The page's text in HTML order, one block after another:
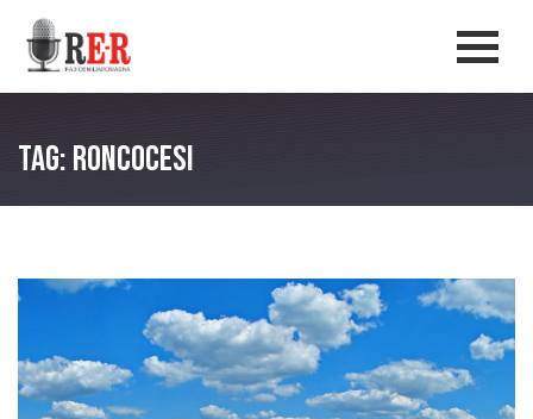
Salta al contenuto principale
Tag: Roncocesi